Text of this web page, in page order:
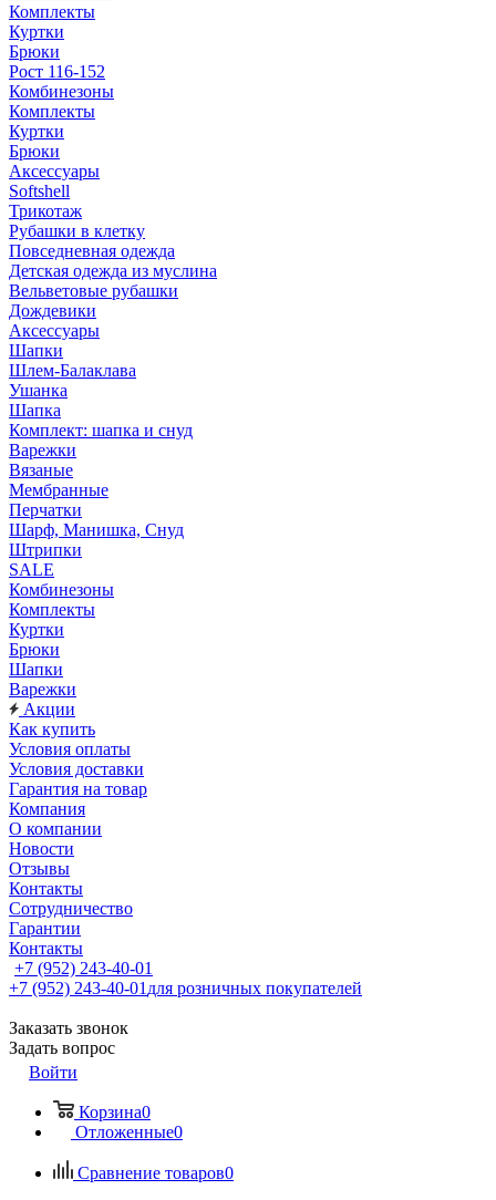
Комплекты
Куртки
Брюки
Рост 116-152
Комбинезоны
Комплекты
Куртки
Брюки
Аксессуары
Softshell
Трикотаж
Рубашки в клетку
Повседневная одежда
Детская одежда из муслина
Вельветовые рубашки
Дождевики
Аксессуары
Шапки
Шлем-Балаклава
Ушанка
Шапка
Комплект: шапка и снуд
Варежки
Вязаные
Мембранные
Перчатки
Шарф, Манишка, Снуд
Штрипки
SALE
Комбинезоны
Комплекты
Куртки
Брюки
Шапки
Варежки
Акции
Как купить
Условия оплаты
Условия доставки
Гарантия на товар
Компания
О компании
Новости
Отзывы
Контакты
Сотрудничество
Гарантии
Контакты
+7 (952) 243-40-01
+7 (952) 243-40-01 для розничных покупателей
Заказать звонок
Задать вопрос
Войти
Корзина0
Отложенные0
Сравнение товаров0